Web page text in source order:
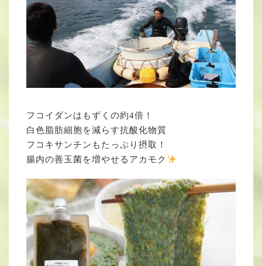
フコイダンはもずくの約4倍！
白色脂肪細胞を減らす抗酸化物質
フコキサンチンもたっぷり摂取！
腸内の善玉菌を増やせるアカモク